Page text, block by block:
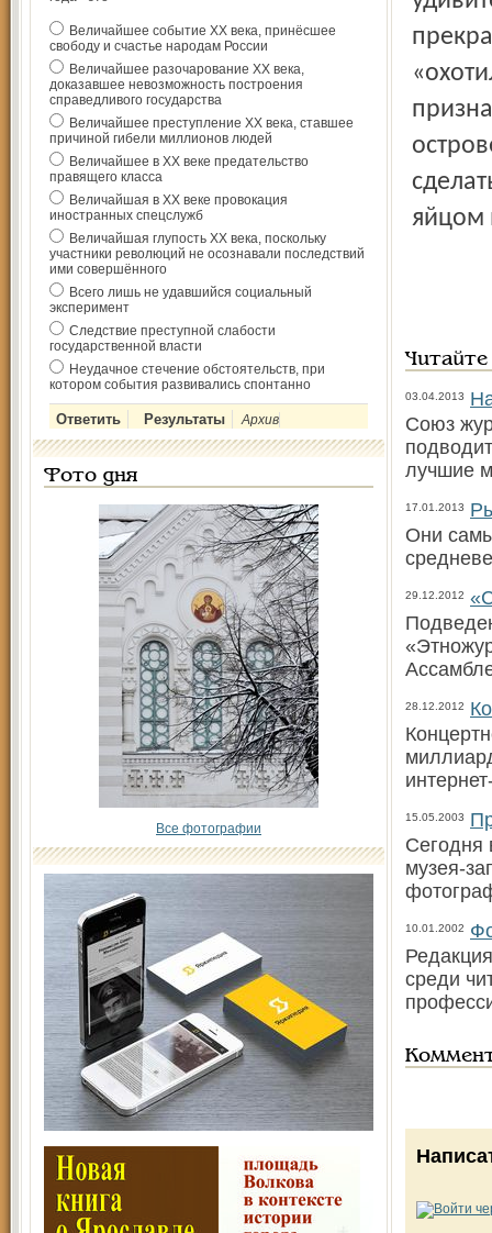
Величайшее событие ХХ века, принёсшее
свободу и счастье народам России
Величайшее разочарование ХХ века,
доказавшее невозможность построения
справедливого государства
Величайшее преступление ХХ века, ставшее
причиной гибели миллионов людей
Величайшее в ХХ веке предательство
правящего класса
Величайшая в ХХ веке провокация
иностранных спецслужб
Величайшая глупость ХХ века, поскольку
участники революций не осознавали последствий
ими совершённого
Всего лишь не удавшийся социальный
эксперимент
Следствие преступной слабости
государственной власти
Неудачное стечение обстоятельств, при
котором события развивались спонтанно
Архив
Фото дня
Все фотографии
яйцом
03.04.2013
Союз
лучшие
17.01.2013
Они
29.12.2012
28.12.2012
15.05.2003
Сегодня
музея-
10.01.2002
среди